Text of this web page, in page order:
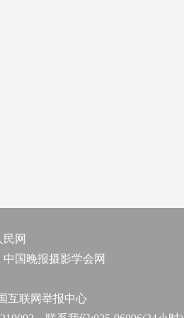
民网
中国晚报摄影学会网
互联网举报中心